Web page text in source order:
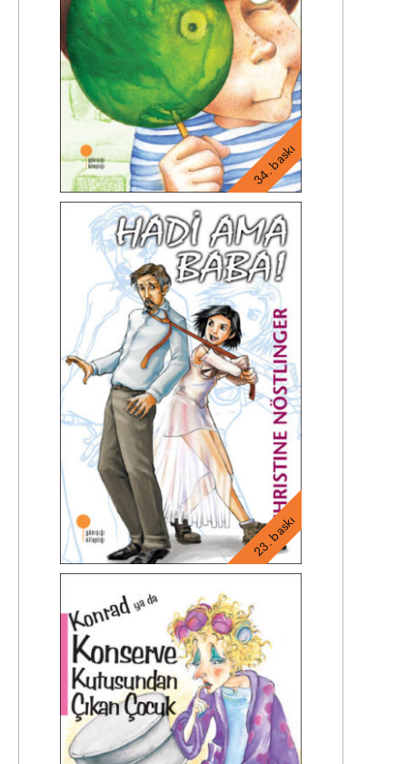
34. baskı
23. baskı